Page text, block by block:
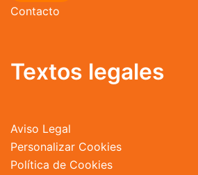
Contacto
Textos legales
Aviso Legal
Personalizar Cookies
Política de Cookies